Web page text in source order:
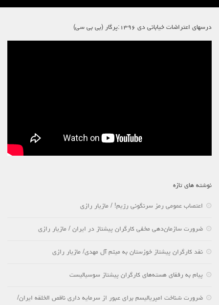
درسهای اعتراضات خیابانی دی ۱۳۹۶:پرگار (بی بی سی)
نوشته های تازه
اعتصاب عمومی رمز سرنگونی رژیم! / مازیار رازی
ضرورت سازمان‌دهی مخفی کارگران پیشتاز در ایران / مازیار رازی
نقد کارگران پیشتاز خوزستان به میثم آل مهدی/ مازیار رازی
پیام به رفقای هسته‌های کارگران پیشتاز سوسیالیست
ضرورت شناخت امپریالیسم برای عبور از سرمایه داری ناقص الخلقه ایران/